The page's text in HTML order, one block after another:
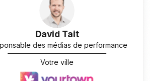
David Tait
des médias de performance
Votre ville